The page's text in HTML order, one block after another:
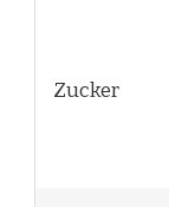
Zucker